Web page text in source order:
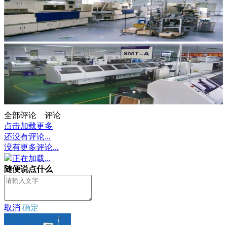
全部评论
评论
点击加载更多
还没有评论...
没有更多评论...
正在加载...
随便说点什么
取消 确定